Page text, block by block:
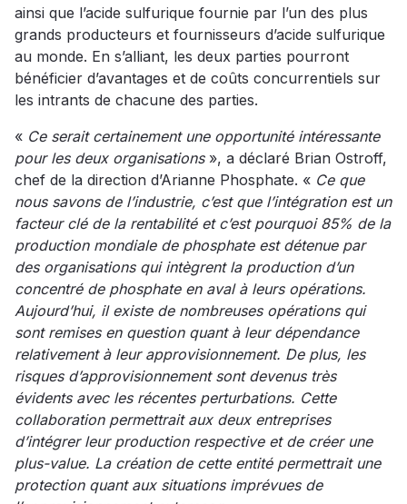
ainsi que l’acide sulfurique fournie par l’un des plus
grands producteurs et fournisseurs d’acide sulfurique
au monde. En s’alliant, les deux parties pourront
bénéficier d’avantages et de coûts concurrentiels sur
les intrants de chacune des parties.
« Ce serait certainement une opportunité intéressante
pour les deux organisations», a déclaré Brian Ostroff,
chef de la direction d’Arianne Phosphate. « Ce que
nous savons de l’industrie, c’est que l’intégration est un
facteur clé de la rentabilité et c’est pourquoi 85% de la
production mondiale de phosphate est détenue par
des organisations qui intègrent la production d’un
concentré de phosphate en aval à leurs opérations.
Aujourd’hui, il existe de nombreuses opérations qui
sont remises en question quant à leur dépendance
relativement à leur approvisionnement. De plus, les
risques d’approvisionnement sont devenus très
évidents avec les récentes perturbations. Cette
collaboration permettrait aux deux entreprises
d’intégrer leur production respective et de créer une
plus-value. La création de cette entité permettrait une
protection quant aux situations imprévues de